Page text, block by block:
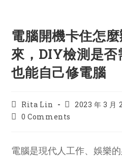
電腦開機卡住怎
來，DIY檢測是否
也能自己修電腦
Post
author:
Rita Lin
Post
published:
2023 年 3 月
Post0 Comments
電腦是現代人工作、娛樂